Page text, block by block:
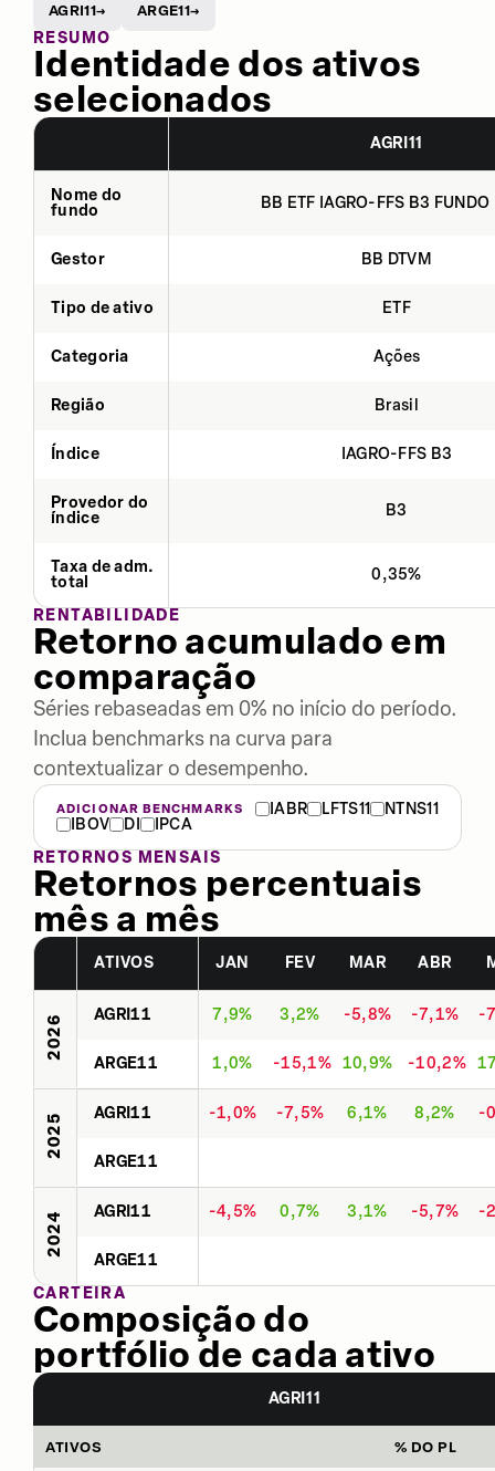
AGRI11→ ARGE11→
RESUMO
Identidade dos ativos
selecionados
AGRI11
Nome do
fundo
BB ETF IAGRO-FFS B3
Gestor BB DTVM
Tipo de ativo ETF
Categoria Ações
Região Brasil
Índice IAGRO-FFS B3
Provedor do
índice
B3
Taxa de adm.
total
0,35%
RENTABILIDADE
Retorno acumulado em
comparação
Séries rebaseadas em 0% no início do período.
Inclua benchmarks na curva para
contextualizar o desempenho.
ADICIONAR BENCHMARKS IABR LFTS11
NTNS11
IBOV
DI
IPCA
RETORNOS MENSAIS
Retornos percentuais
mês a mês
ATIVOS JAN FEV MAR ABR
2026 AGRI11 7,9% 3,2% -5,8% -7,1% -
ARGE11 1,0% -15,1% 10,9% -10,2%
2025 AGRI11 -1,0% -7,5% 6,1% 8,2% -
ARGE11
2024 AGRI11 -4,5% 0,7% 3,1% -5,7% -
ARGE11
CARTEIRA
Composição do
portfólio de cada ativo
AGRI11
ATIVOS % DO PL